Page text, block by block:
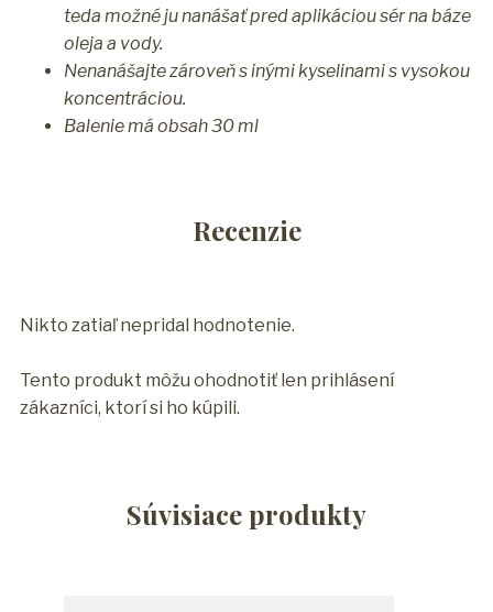
teda možné ju nanášať pred aplikáciou sér na báze
oleja a vody.
Nenanášajte zároveň s inými kyselinami s vysokou
koncentráciou.
Balenie má obsah 30 ml
Recenzie
Nikto zatiaľ nepridal hodnotenie.
Tento produkt môžu ohodnotiť len prihlásení
zákazníci, ktorí si ho kúpili.
Súvisiace produkty